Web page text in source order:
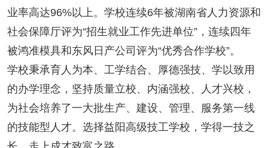
业率高达96%以上。学校连续6年被湖南省人力资源和
社会保障厅评为“招生就业工作先进单位”，连续四年
被鸿准模具和东风日产公司评为“优秀合作学校”。
学校秉承育人为本、工学结合、厚德强技、学以致用
的办学理念，坚持质量立校、内涵强校、人才兴校，
为社会培养了一大批生产、建设、管理、服务第一线
的技能型人才。选择益阳高级技工学校，学得一技之